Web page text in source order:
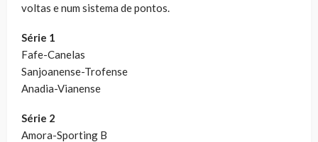
voltas e num sistema de pontos.
Série 1
Fafe-Canelas
Sanjoanense-Trofense
Anadia-Vianense
Série 2
Amora-Sporting B